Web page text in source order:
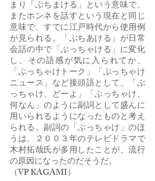
まり「ぶちまける」という意味で、
またホンネを話すという現在と同じ
意味で、すでに江戸時代から使用例
が見られる。「ぶちあける」が日常
会話の中で「ぶっちゃける」に変化
し、その語感が気に入られてか、
「ぶっちゃけトーク」「ぶっちゃけ
ニュース」など接頭語として、「ぶ
っちゃけ、どーよ」「ぶっちゃけ、
何なん」のように副詞として盛んに
用いられるようになったものと考え
られる。副詞の「ぶっちゃけ」のほ
うは、２００３年のテレビドラマで
木村拓哉氏が多用したことが、流行
の原因になったのだそうだ。
​（VP KAGAMI）